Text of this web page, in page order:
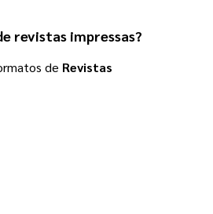
revistas impressas?
de Revistas